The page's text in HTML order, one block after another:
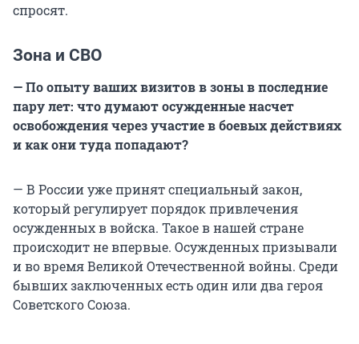
спросят.
Зона и СВО
— По опыту ваших визитов в зоны в последние
пару лет: что думают осужденные насчет
освобождения через участие в боевых действиях
и как они туда попадают?
— В России уже принят специальный закон,
который регулирует порядок привлечения
осужденных в войска. Такое в нашей стране
происходит не впервые. Осужденных призывали
и во время Великой Отечественной войны. Среди
бывших заключенных есть один или два героя
Советского Союза.